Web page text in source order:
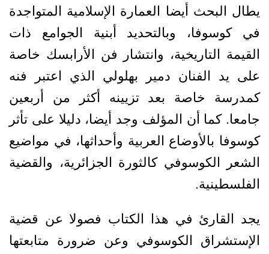
يطال البحث أيضا العمارة الإسلامية المتواجدة
في كوسوفا، وبالتحديد أبنية الجوامع ذات
القيمة التاريخية، وانتشار فن الأرابسك خاصة
على يد الفنان دمير بهلولي الذي اعتبر فنه
كمدرسة خاصة بعد تزيينه أكثر من أربعين
جامعا. كما أن المؤلف وجد أيضا، دليلا على تأثر
كوسوفا بالأوضاع العربية وأحداثها، في مواضيع
الشعر الكوسوفي كالثورة الجزائرية، والقضية
الفلسطينية.
يجد القارئ في هذا الكتاب فصولا عن قضية
الإستشراق الكوسوفي وعن ضرورة متابعتها